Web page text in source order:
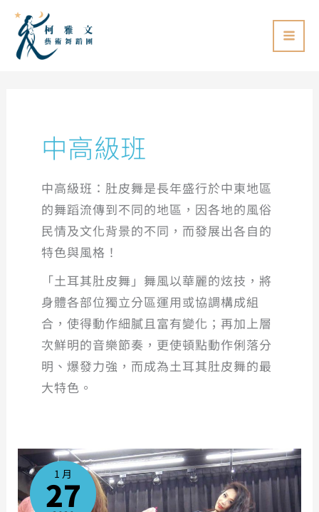
中高級班
中高級班：肚皮舞是長年盛行於中東地區
的舞蹈流傳到不同的地區，因各地的風俗
民情及文化背景的不同，而發展出各自的
特色與風格！
「土耳其肚皮舞」舞風以華麗的炫技，將
身體各部位獨立分區運用或協調構成組
合，使得動作細膩且富有變化；再加上層
次鮮明的音樂節奏，更使頓點動作俐落分
明、爆發力強，而成為土耳其肚皮舞的最
大特色。
1 月
27
中
高
級